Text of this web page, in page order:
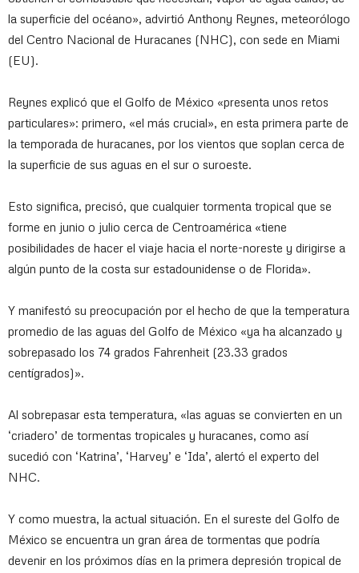
la superficie del océano», advirtió Anthony Reynes, meteorólogo
del Centro Nacional de Huracanes (NHC), con sede en Miami
(EU).
Reynes explicó que el Golfo de México «presenta unos retos
particulares»: primero, «el más crucial», en esta primera parte de
la temporada de huracanes, por los vientos que soplan cerca de
la superficie de sus aguas en el sur o suroeste.
Esto significa, precisó, que cualquier tormenta tropical que se
forme en junio o julio cerca de Centroamérica «tiene
posibilidades de hacer el viaje hacia el norte-noreste y dirigirse a
algún punto de la costa sur estadounidense o de Florida».
Y manifestó su preocupación por el hecho de que la temperatura
promedio de las aguas del Golfo de México «ya ha alcanzado y
sobrepasado los 74 grados Fahrenheit (23.33 grados
centígrados)».
Al sobrepasar esta temperatura, «las aguas se convierten en un
‘criadero’ de tormentas tropicales y huracanes, como así
sucedió con ‘Katrina’, ‘Harvey’ e ‘Ida’, alertó el experto del
NHC.
Y como muestra, la actual situación. En el sureste del Golfo de
México se encuentra un gran área de tormentas que podría
devenir en los próximos días en la primera depresión tropical de